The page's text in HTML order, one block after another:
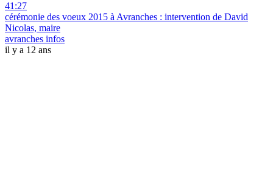
41:27
cérémonie des voeux 2015 à Avranches : intervention de David
Nicolas, maire
avranches infos
il y a 12 ans